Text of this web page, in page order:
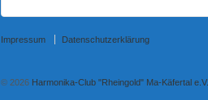
Impressum Datenschutzerklärung
© 2026 Harmonika-Club "Rheingold" Ma-Käfertal e.V.